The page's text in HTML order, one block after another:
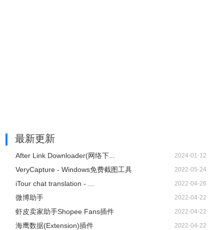
最新更新
After Link Downloader(网络下... 2024-01-12
VeryCapture - Windows免费截图工具 2022-05-24
iTour chat translation - ... 2022-04-26
微博助手 2022-04-22
虾皮卖家助手Shopee Fans插件 2022-04-22
海鹰数据(Extension)插件 2022-04-22